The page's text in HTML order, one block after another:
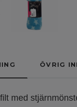
ÖVRIG
med